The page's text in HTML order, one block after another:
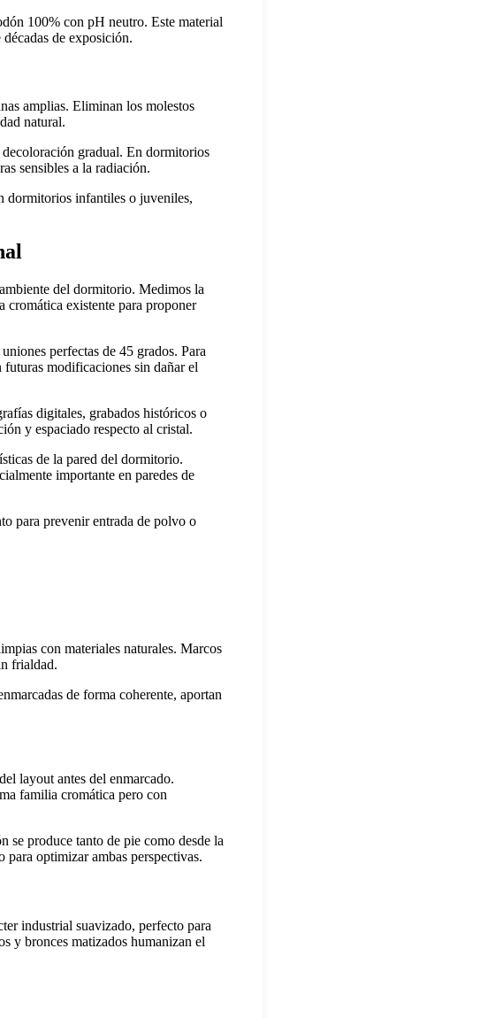
100% con pH neutro. Este material
de exposición.
amplias. Eliminan los molestos
natural.
gradual. En dormitorios
sensibles a la radiación.
dormitorios infantiles o juveniles,
del dormitorio. Medimos la
cromática existente para proponer
perfectas de 45 grados. Para
modificaciones sin dañar el
digitales, grabados históricos o
y espaciado respecto al cristal.
de la pared del dormitorio.
importante en paredes de
para prevenir entrada de polvo o
con materiales naturales. Marcos
frialdad.
de forma coherente, aportan
layout antes del enmarcado.
familia cromática pero con
se produce tanto de pie como desde la
para optimizar ambas perspectivas.
industrial suavizado, perfecto para
y bronces matizados humanizan el